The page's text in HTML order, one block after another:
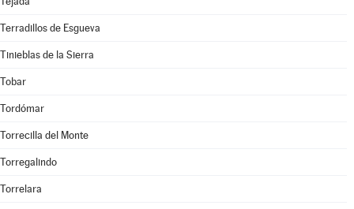
Terradillos de Esgueva
Tinieblas de la Sierra
Tobar
Tordómar
Torrecilla del Monte
Torregalindo
Torrelara